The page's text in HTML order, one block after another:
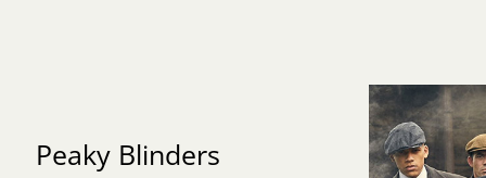
Peaky Blinders